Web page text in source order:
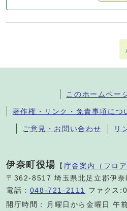
このホームペー
著作権・リンク・免責事項につ
ご意見・お問い合わせ リ
伊奈町役場 【 庁舎案内（フロア
〒362-8517 埼玉県北足立郡伊
電話： 048-721-2111
ファクス
開庁時間：
月曜日から金曜日 午